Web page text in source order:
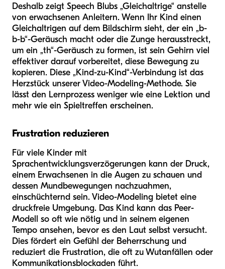
Deshalb zeigt Speech Blubs „Gleichaltrige“ anstelle
von erwachsenen Anleitern. Wenn Ihr Kind einen
Gleichaltrigen auf dem Bildschirm sieht, der ein „b-
b-b“-Geräusch macht oder die Zunge herausstreckt,
um ein „th“-Geräusch zu formen, ist sein Gehirn viel
effektiver darauf vorbereitet, diese Bewegung zu
kopieren. Diese „Kind-zu-Kind“-Verbindung ist das
Herzstück unserer Video-Modeling-Methode. Sie
lässt den Lernprozess weniger wie eine Lektion und
mehr wie ein Spieltreffen erscheinen.
Frustration reduzieren
Für viele Kinder mit
Sprachentwicklungsverzögerungen kann der Druck,
einem Erwachsenen in die Augen zu schauen und
dessen Mundbewegungen nachzuahmen,
einschüchternd sein. Video-Modeling bietet eine
druckfreie Umgebung. Das Kind kann das Peer-
Modell so oft wie nötig und in seinem eigenen
Tempo ansehen, bevor es den Laut selbst versucht.
Dies fördert ein Gefühl der Beherrschung und
reduziert die Frustration, die oft zu Wutanfällen oder
Kommunikationsblockaden führt.